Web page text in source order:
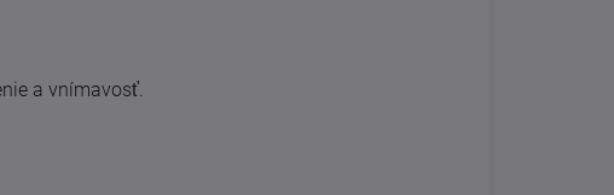
a vnímavosť.